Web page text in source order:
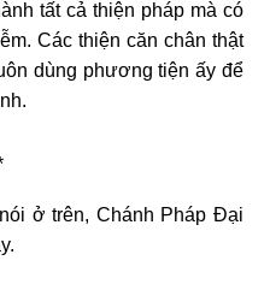
tất cả thiện pháp mà có
Các thiện căn chân thật
dùng phương tiện ấy để
ở trên, Chánh Pháp Đại